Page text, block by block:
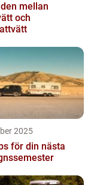
mellan
och
2025
för din nästa